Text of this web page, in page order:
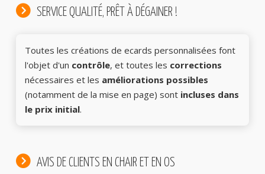
SERVICE QUALITÉ, PRÊT À DÉGAINER !
Toutes les créations de ecards personnalisées font
l'objet d'un contrôle, et toutes les corrections
nécessaires et les améliorations possibles
(notamment de la mise en page) sont incluses dans
le prix initial.
AVIS DE CLIENTS EN CHAIR ET EN OS